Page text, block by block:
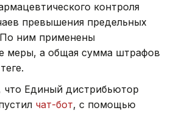
контроля
превышения предельных
По ним применены
меры, а общая сумма штрафов
что Единый дистрибьютор
чат-бот, с помощью